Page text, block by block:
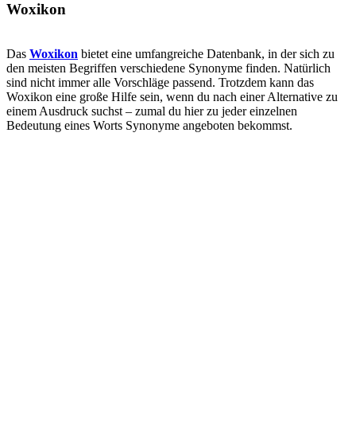
Woxikon
Das Woxikon bietet eine umfangreiche Datenbank, in der sich zu
den meisten Begriffen verschiedene Synonyme finden. Natürlich
sind nicht immer alle Vorschläge passend. Trotzdem kann das
Woxikon eine große Hilfe sein, wenn du nach einer Alternative zu
einem Ausdruck suchst – zumal du hier zu jeder einzelnen
Bedeutung eines Worts Synonyme angeboten bekommst.